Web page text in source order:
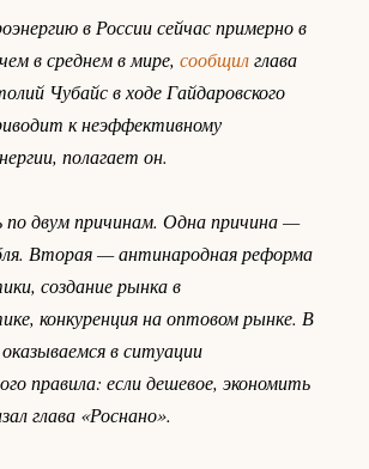
в России сейчас примерно в
в среднем в мире, сообщилглава
Чубайс в ходе Гайдаровского
к неэффективному
полагает он.
по двум причинам. Одна причина —
Вторая — антинародная реформа
создание рынка в
конкуренция на оптовом рынке. В
в ситуации
правила: если дешевое, экономить
глава «Роснано».